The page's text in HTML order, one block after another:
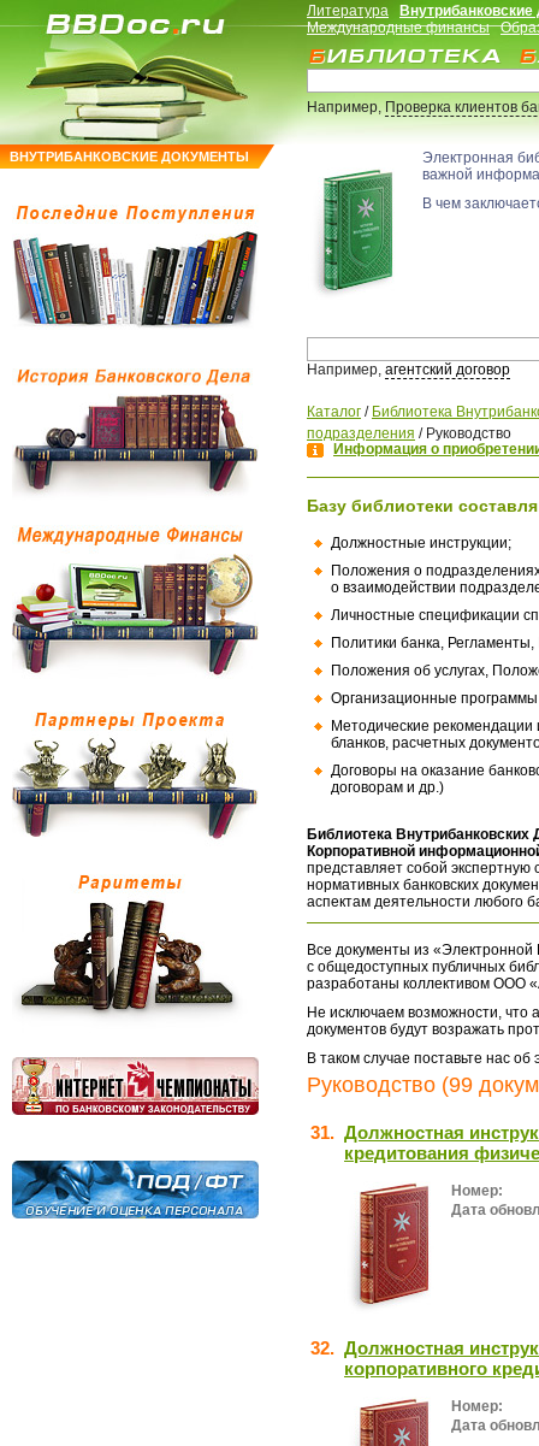
ВНУТРИБАНКОВСКИЕ ДОКУМЕНТЫ
Литература
Международные финансы
Например,Проверка клиентов
Электронная
важной
В чем
Например, агентский договор
Каталог / Библиотека
подразделения / Руководство
Информация о
Базу библиотеки
Должностные инструкции;
Положения о
о взаимодействии
Личностные спецификации
Политики банка,
Положения об услугах,
Организационные
Методические
бланков, расчетных
Договоры на оказание
договорам и др.)
Библиотека
Корпоративной
представляет собой экспертную
нормативных банковских
аспектам деятельности любого
Все документы из «Электронной
с общедоступных публичных
разработаны коллективом ООО
Не исключаем возможности, что
документов будут возражать
В таком случае поставьте нас
Руководство (99
31. Должностная
кредитования
Номер:
Дата
32. Должностная
корпоративного
Номер:
Дата